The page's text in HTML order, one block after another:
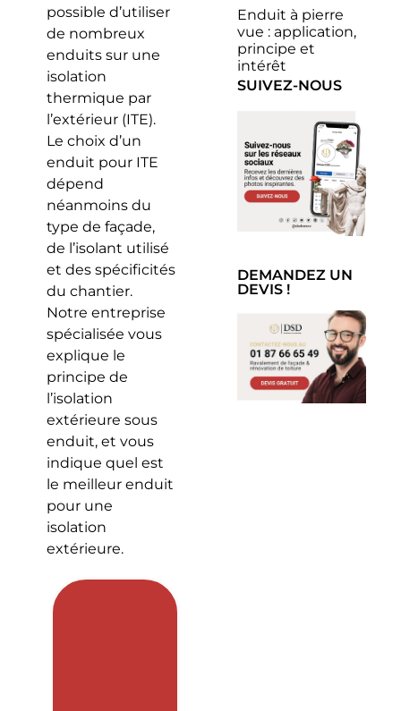
possible d’utiliser
de nombreux
enduits sur une
isolation
thermique par
l’extérieur (ITE).
Le choix d’un
enduit pour ITE
dépend
néanmoins du
type de façade,
de l’isolant utilisé
et des spécificités
du chantier.
Notre entreprise
spécialisée vous
explique le
principe de
l’isolation
extérieure sous
enduit, et vous
indique quel est
le meilleur enduit
pour une
isolation
extérieure.
Enduit à pierre
vue : application,
principe et
intérêt
SUIVEZ-NOUS
DEMANDEZ UN
DEVIS !